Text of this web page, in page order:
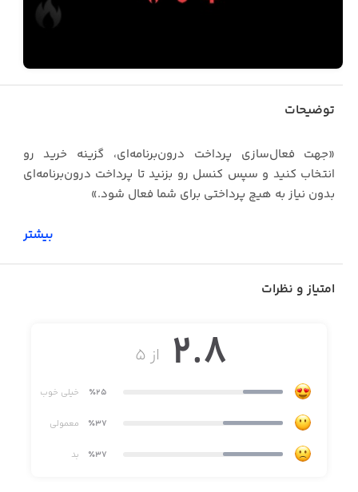
توضیحات
«جهت فعال‌سازی پرداخت درون‌برنامه‌ای، گزینه خرید رو
انتخاب کنید و سپس کنسل رو بزنید تا پرداخت درون‌برنامه‌ای
بدون نیاز به هیچ پرداختی برای شما فعال شود.»
در اثر آپدیت یا اعمال تغییرات مربوط به سرور از سمت
بیشتر
امتیاز و نظرات
از ۵ 2.8
٪25 خیلی خوب
٪37 معمولی
٪37 بد